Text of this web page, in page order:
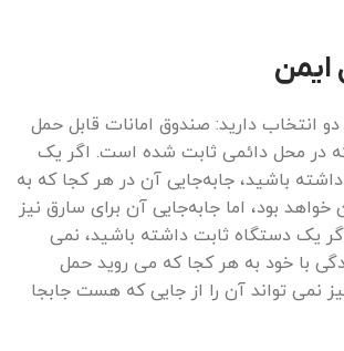
ایمن
انتخاب دارید: صندوق امانات قابل حمل
در محل دائمی ثابت شده است. اگر یک
باشید، جابه‌جایی آن در هر کجا که به
خواهد بود، اما جابه‌جایی آن برای سارق نیز
یک دستگاه ثابت داشته باشید، نمی
با خود به هر کجا که می روید حمل
نمی تواند آن را از جایی که هست جابجا